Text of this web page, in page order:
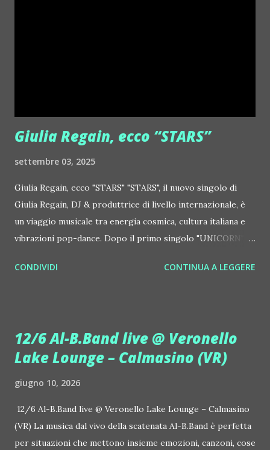
http://www.myspace.com/locod...
Giulia Regain, ecco “STARS”
settembre 03, 2025
Giulia Regain, ecco "STARS" "STARS", il nuovo singolo di
Giulia Regain, DJ & produttrice di livello internazionale, è
un viaggio musicale tra energia cosmica, cultura italiana e
vibrazioni pop-dance. Dopo il primo singolo "UNICORN",
seconda release intitolata "STARS", interpretata dalla voce
tra Giulia Regain e Dhany, già insieme in precedenti
produzioni come "My Memories" (Universal) e "We Are
connessione universale: un invito a riscoprire la nostra
natura di starseed, figli delle stelle, capaci di portare luce,
creatività ed empatia nel mondo. Con "STARS" Giulia Regain
porta avanti la sua visione musicale che fonde dance
CONDIVIDI CONTINUA A LEGGERE
12/6 Al-B.Band live @ Veronello
Lake Lounge – Calmasino (VR)
giugno 10, 2026
12/6 Al-B.Band live @ Veronello Lake Lounge – Calmasino
(VR) La musica dal vivo della scatenata Al-B.Band è perfetta
per situazioni che mettono insieme emozioni, canzoni, cose